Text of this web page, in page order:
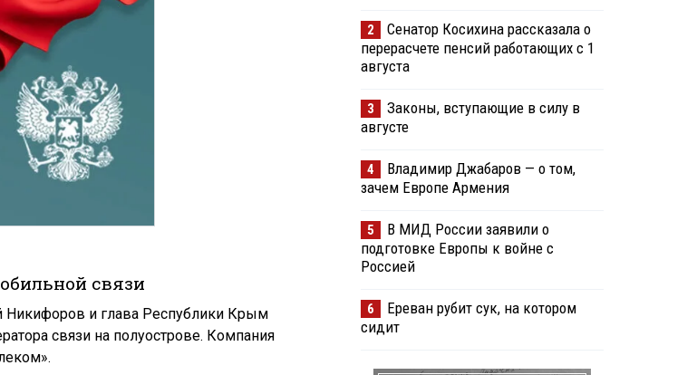
связи
Никифоров и глава Республики Крым
связи на полуострове. Компания
2
Сенатор Косихина рассказала о
перерасчете пенсий работающих с 1
августа
3
Законы, вступающие в силу в
августе
4
Владимир Джабаров — о том,
зачем Европе Армения
5
В МИД России заявили о
подготовке Европы к войне с
Россией
6
Ереван рубит сук, на котором
сидит